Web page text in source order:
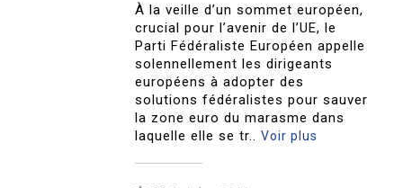
À la veille d’un sommet européen,
crucial pour l’avenir de l’UE, le
Parti Fédéraliste Européen appelle
solennellement les dirigeants
européens à adopter des
solutions fédéralistes pour sauver
la zone euro du marasme dans
laquelle elle se tr..Voir plus